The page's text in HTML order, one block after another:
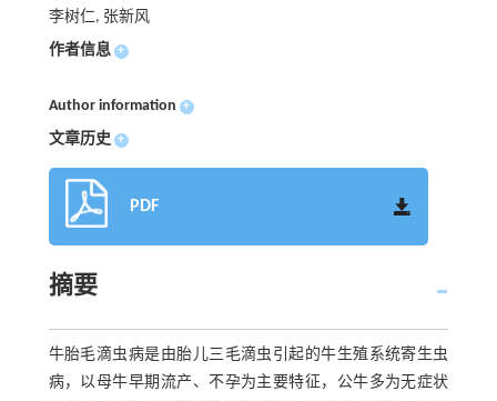
李树仁, 张新风
作者信息 +
Author information +
文章历史 +
PDF
摘要
牛胎毛滴虫病是由胎儿三毛滴虫引起的牛生殖系统寄生虫
病，以母牛早期流产、不孕为主要特征，公牛多为无症状